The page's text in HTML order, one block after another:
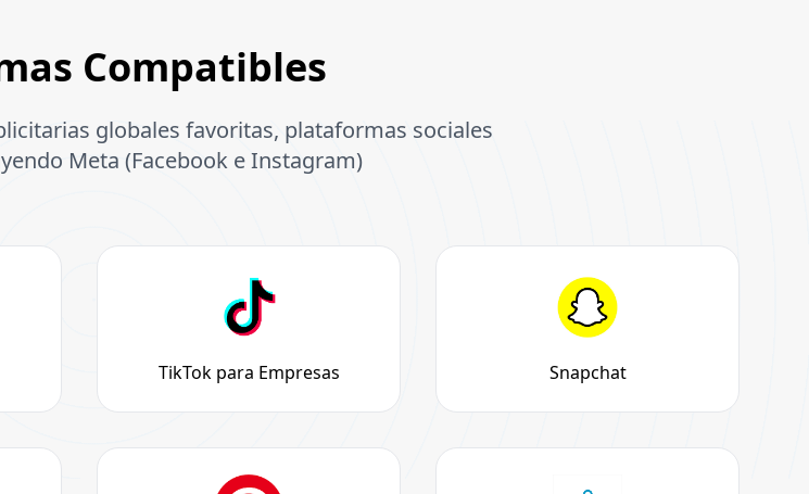
Compatibles
globales favoritas, plataformas sociales
Meta (Facebook e Instagram)
TikTok para Empresas Snapchat